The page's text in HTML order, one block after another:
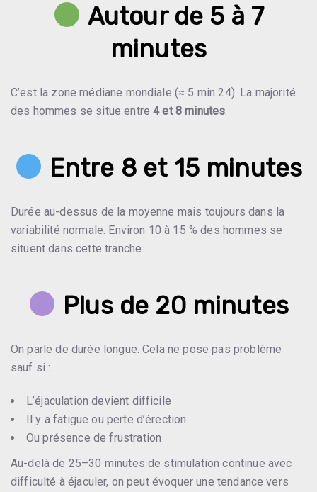
Autour de 5 à 7
minutes
C’est la zone médiane mondiale (≈ 5 min 24). La majorité
des hommes se situe entre4 et 8 minutes.
Entre 8 et 15 minutes
Durée au-dessus de la moyenne mais toujours dans la
variabilité normale. Environ 10 à 15 % des hommes se
situent dans cette tranche.
Plus de 20 minutes
On parle de durée longue. Cela ne pose pas problème
sauf si :
L’éjaculation devient difficile
Il y a fatigue ou perte d’érection
Ou présence de frustration
Au-delà de 25–30 minutes de stimulation continue avec
difficulté à éjaculer, on peut évoquer une tendance vers